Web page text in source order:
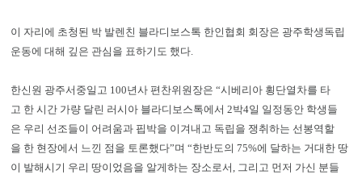
이 자리에 초청된 박 발렌친 블라디보스톡 한인협회 회장은 광주학생독립
운동에 대해 깊은 관심을 표하기도 했다.
한신원 광주서중일고 100년사 편찬위원장은 “시베리아 횡단열차를 타
고 한 시간 가량 달린 러시아 블라디보스톡에서 2박4일 일정동안 학생들
은 우리 선조들이 어려움과 핍박을 이겨내고 독립을 쟁취하는 선봉역할
을 한 현장에서 느낀 점을 토론했다”며 “한반도의 75%에 달하는 거대한 땅
이 발해시기 우리 땅이었음을 알게하는 장소로서, 그리고 먼저 가신 분들